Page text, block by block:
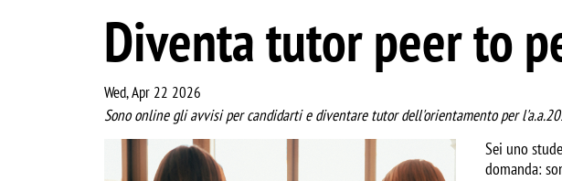
Diventa tutor peer to
Wed, Apr 22 2026
Sono online gli avvisi per candidarti e diventare tutor dell'orientamento per
Image
Sei uno
domanda: